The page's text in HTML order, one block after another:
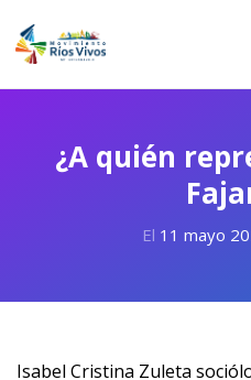
¿A quién
El 11 mayo
Isabel Cristina Zuleta